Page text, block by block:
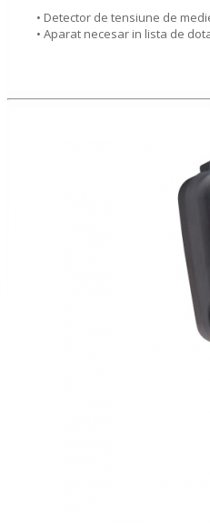
• Detector de tensiune de
• Aparat necesar in lista de